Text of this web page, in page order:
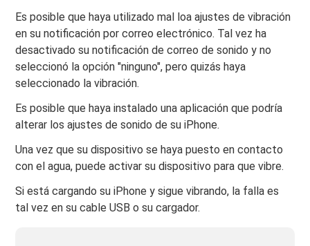
Es posible que haya utilizado mal loa ajustes de vibración
en su notificación por correo electrónico. Tal vez ha
desactivado su notificación de correo de sonido y no
seleccionó la opción "ninguno", pero quizás haya
seleccionado la vibración.
Es posible que haya instalado una aplicación que podría
alterar los ajustes de sonido de su iPhone.
Una vez que su dispositivo se haya puesto en contacto
con el agua, puede activar su dispositivo para que vibre.
Si está cargando su iPhone y sigue vibrando, la falla es
tal vez en su cable USB o su cargador.